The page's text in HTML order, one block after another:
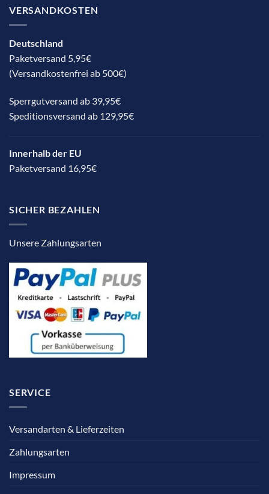
VERSANDKOSTEN
Deutschland
Paketversand 5,95€
(Versandkostenfrei ab 500€)
Sperrgutversand ab 39,95€
Speditionsversand ab 129,95€
Innerhalb der EU
Paketversand 16,95€
SICHER BEZAHLEN
Unsere Zahlungsarten
SERVICE
Versandarten & Lieferzeiten
Zahlungsarten
Impressum